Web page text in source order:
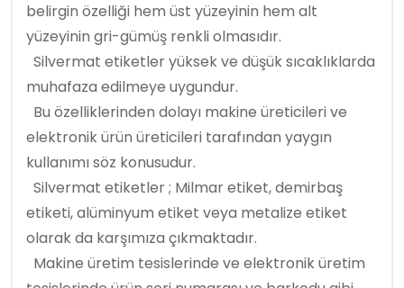
belirgin özelliği hem üst yüzeyinin hem alt
yüzeyinin gri-gümüş renkli olmasıdır.
Silvermat etiketler yüksek ve düşük sıcaklıklarda
muhafaza edilmeye uygundur.
Bu özelliklerinden dolayı makine üreticileri ve
elektronik ürün üreticileri tarafından yaygın
kullanımı söz konusudur.
Silvermat etiketler ; Milmar etiket, demirbaş
etiketi, alüminyum etiket veya metalize etiket
olarak da karşımıza çıkmaktadır.
Makine üretim tesislerinde ve elektronik üretim